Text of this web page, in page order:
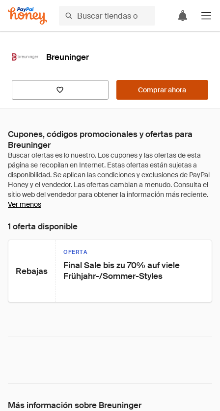
Breuninger
Comprar ahora
Cupones, códigos promocionales y ofertas para
Breuninger
Ver menos
1 oferta disponible
Rebajas
OFERTA
Final Sale bis zu 70% auf viele
Frühjahr-/Sommer-Styles
Más información sobre Breuninger